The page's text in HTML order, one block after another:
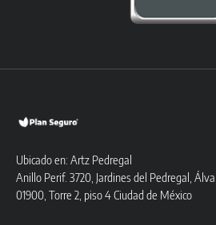
Ubicado en: Artz Pedregal
Anillo Perif. 3720, Jardines del Pedregal,
01900, Torre 2, piso 4 Ciudad de México